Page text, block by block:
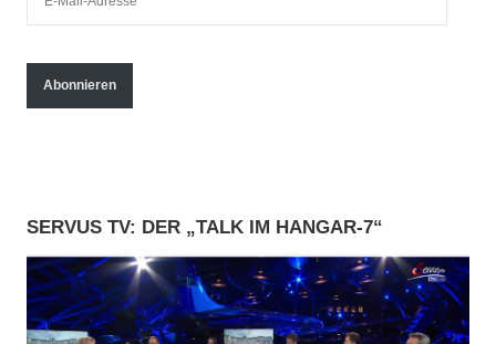
-
d
r
e
s
Abonnieren
SERVUS TV: DER „TALK IM HANGAR-7“